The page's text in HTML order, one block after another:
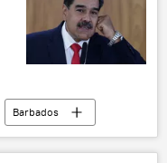
y Análisis
Barbados